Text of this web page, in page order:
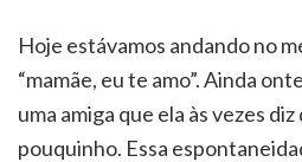
Hoje estávamos andando no
“mamãe, eu te amo”. Ainda
uma amiga que ela às vezes
pouquinho. Essa